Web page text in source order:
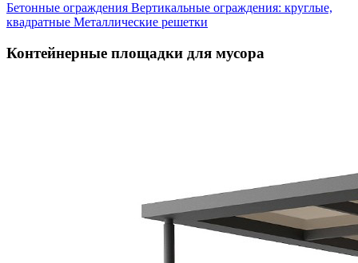
Бетонные ограждения Вертикальные ограждения: круглые,
квадратные Металлические решетки
Контейнерные площадки для мусора